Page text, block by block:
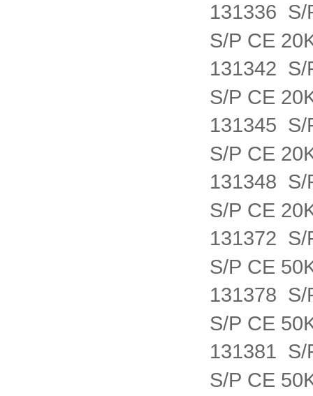
131336 S/
S/P CE
131342 S/
S/P CE
131345 S/
S/P CE
131348 S/
S/P CE
131372 S/
S/P CE
131378 S/
S/P CE
131381 S/
S/P CE